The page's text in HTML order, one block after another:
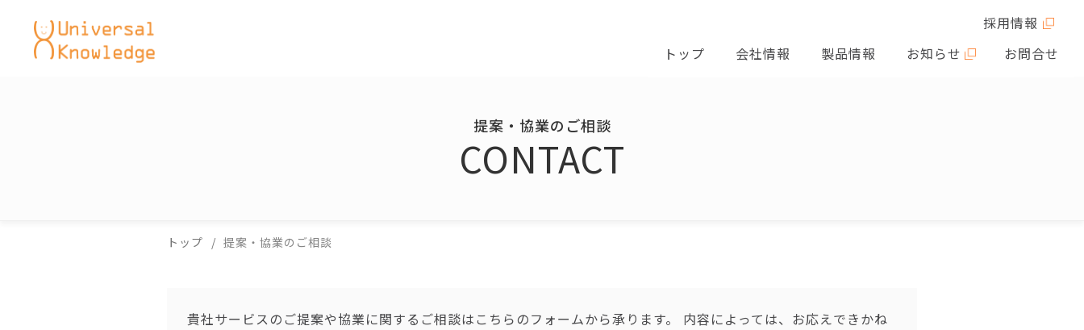
採用情報
トップ
会社情報 製品情報 お知らせ お問合せ
提案・協業のご相談
CONTACT
トップ 提案・協業のご相談
貴社サービスのご提案や協業に関するご相談はこちらのフォームから承ります。 内容によっては、お応えできかね